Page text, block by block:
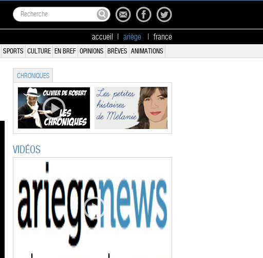
accueil ariège france
SPORTS CULTURE EN BREF OPINIONS BRÈVES ANIMATIONS
CHRONIQUES
VIDÉOS